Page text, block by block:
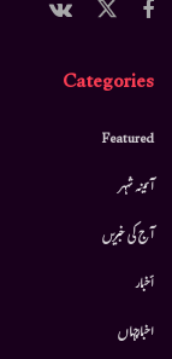
Categories
Featured
آئینہ شہر
آج کی خبریں
أخبار
اخبارجہاں